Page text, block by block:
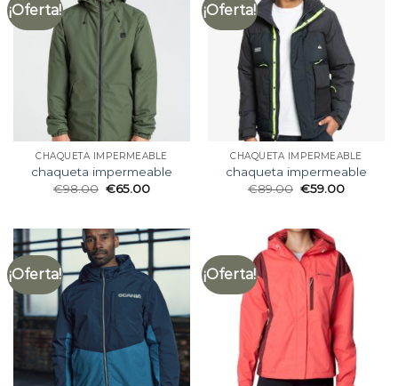
¡Oferta!
CHAQUETA IMPERMEABLE
chaqueta impermeable
€98.00 €65.00
¡Oferta!
CHAQUETA IMPERMEABLE
chaqueta impermeable
€89.00 €59.00
¡Oferta! ¡Oferta!